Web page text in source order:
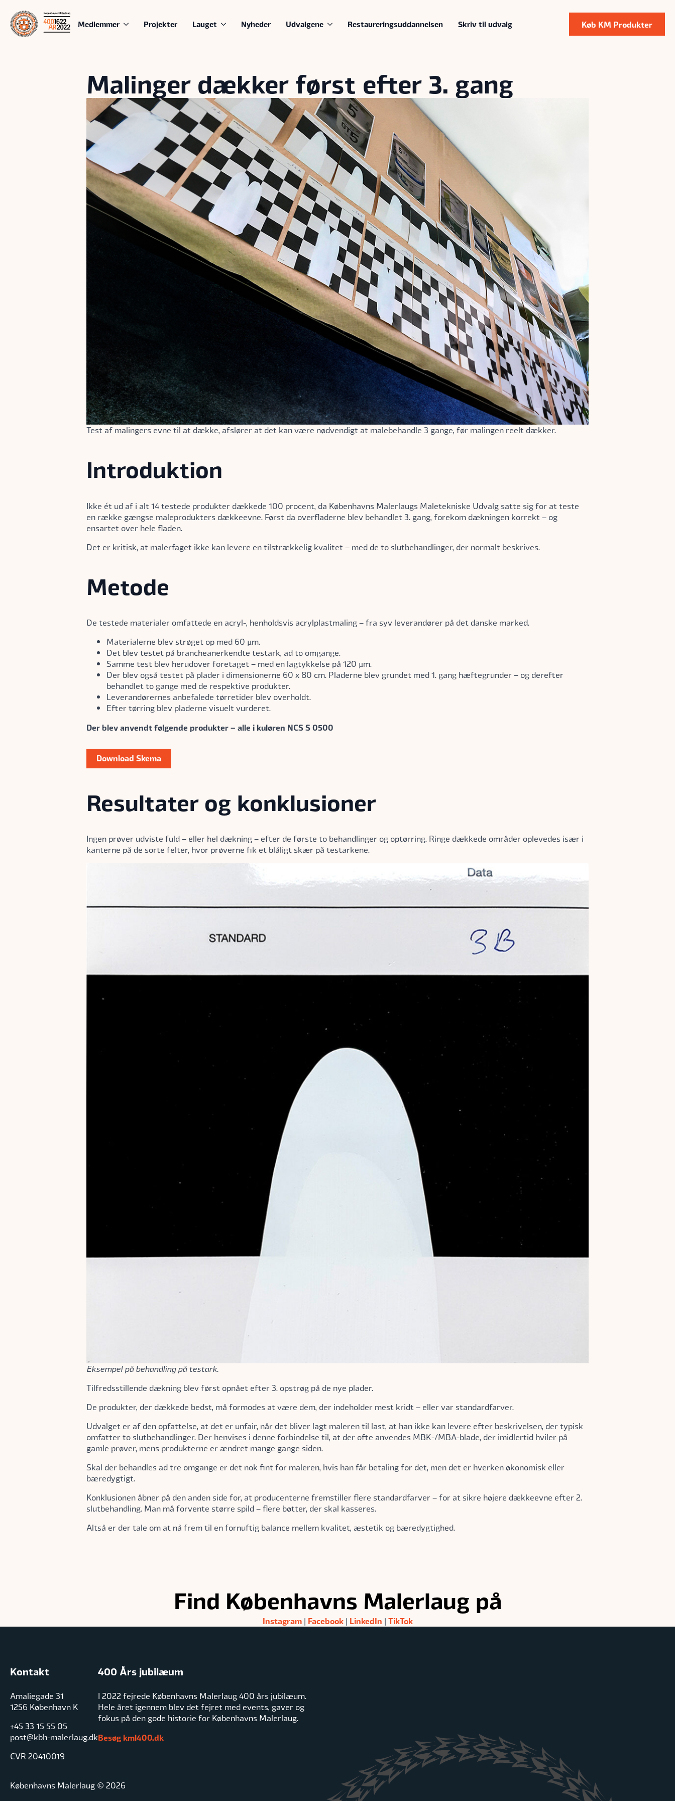
Medlemmer Projekter Lauget Nyheder Udvalgene Restaureringsuddannelsen Skriv til udvalg Køb KM Produkter
Malinger dækker først efter 3. gang
Test af malingers evne til at dække, afslører at det kan være nødvendigt at malebehandle 3 gange, før malingen reelt dækker.
Introduktion
Ikke ét ud af i alt 14 testede produkter dækkede 100 procent, da Københavns Malerlaugs Maletekniske Udvalg satte sig for at teste
en række gængse maleprodukters dækkeevne. Først da overfladerne blev behandlet 3. gang, forekom dækningen korrekt – og
ensartet over hele fladen.
Det er kritisk, at malerfaget ikke kan levere en tilstrækkelig kvalitet – med de to slutbehandlinger, der normalt beskrives.
Metode
De testede materialer omfattede en acryl-, henholdsvis acrylplastmaling – fra syv leverandører på det danske marked.
Materialerne blev strøget op med 60 µm.
Det blev testet på brancheanerkendte testark, ad to omgange.
Samme test blev herudover foretaget – med en lagtykkelse på 120 µm.
Der blev også testet på plader i dimensionerne 60 x 80 cm. Pladerne blev grundet med 1. gang hæftegrunder – og derefter
behandlet to gange med de respektive produkter.
Leverandørernes anbefalede tørretider blev overholdt.
Efter tørring blev pladerne visuelt vurderet.
Der blev anvendt følgende produkter – alle i kuløren NCS S 0500
Download Skema
Resultater og konklusioner
Ingen prøver udviste fuld – eller hel dækning – efter de første to behandlinger og optørring. Ringe dækkede områder oplevedes især i
kanterne på de sorte felter, hvor prøverne fik et blåligt skær på testarkene.
Eksempel på behandling på testark.
Tilfredsstillende dækning blev først opnået efter 3. opstrøg på de nye plader.
De produkter, der dækkede bedst, må formodes at være dem, der indeholder mest kridt – eller var standardfarver.
Udvalget er af den opfattelse, at det er unfair, når det bliver lagt maleren til last, at han ikke kan levere efter beskrivelsen, der typisk
omfatter to slutbehandlinger. Der henvises i denne forbindelse til, at der ofte anvendes MBK-/MBA-blade, der imidlertid hviler på
gamle prøver, mens produkterne er ændret mange gange siden.
Skal der behandles ad tre omgange er det nok fint for maleren, hvis han får betaling for det, men det er hverken økonomisk eller
bæredygtigt.
Konklusionen åbner på den anden side for, at producenterne fremstiller flere standardfarver – for at sikre højere dækkeevne efter 2.
slutbehandling. Man må forvente større spild – flere bøtter, der skal kasseres.
Altså er der tale om at nå frem til en fornuftig balance mellem kvalitet, æstetik og bæredygtighed.
Find Københavns Malerlaug på
Instagram| Facebook| LinkedIn | TikTok
Kontakt
Amaliegade 31
1256 København K
+45 33 15 55 05
post@kbh-malerlaug.dk
CVR 20410019
400 Års jubilæum
I 2022 fejrede Københavns Malerlaug 400 års jubilæum.
Hele året igennem blev det fejret med events, gaver og
fokus på den gode historie for Københavns Malerlaug.
Besøg kml400.dk
Københavns Malerlaug © 2026